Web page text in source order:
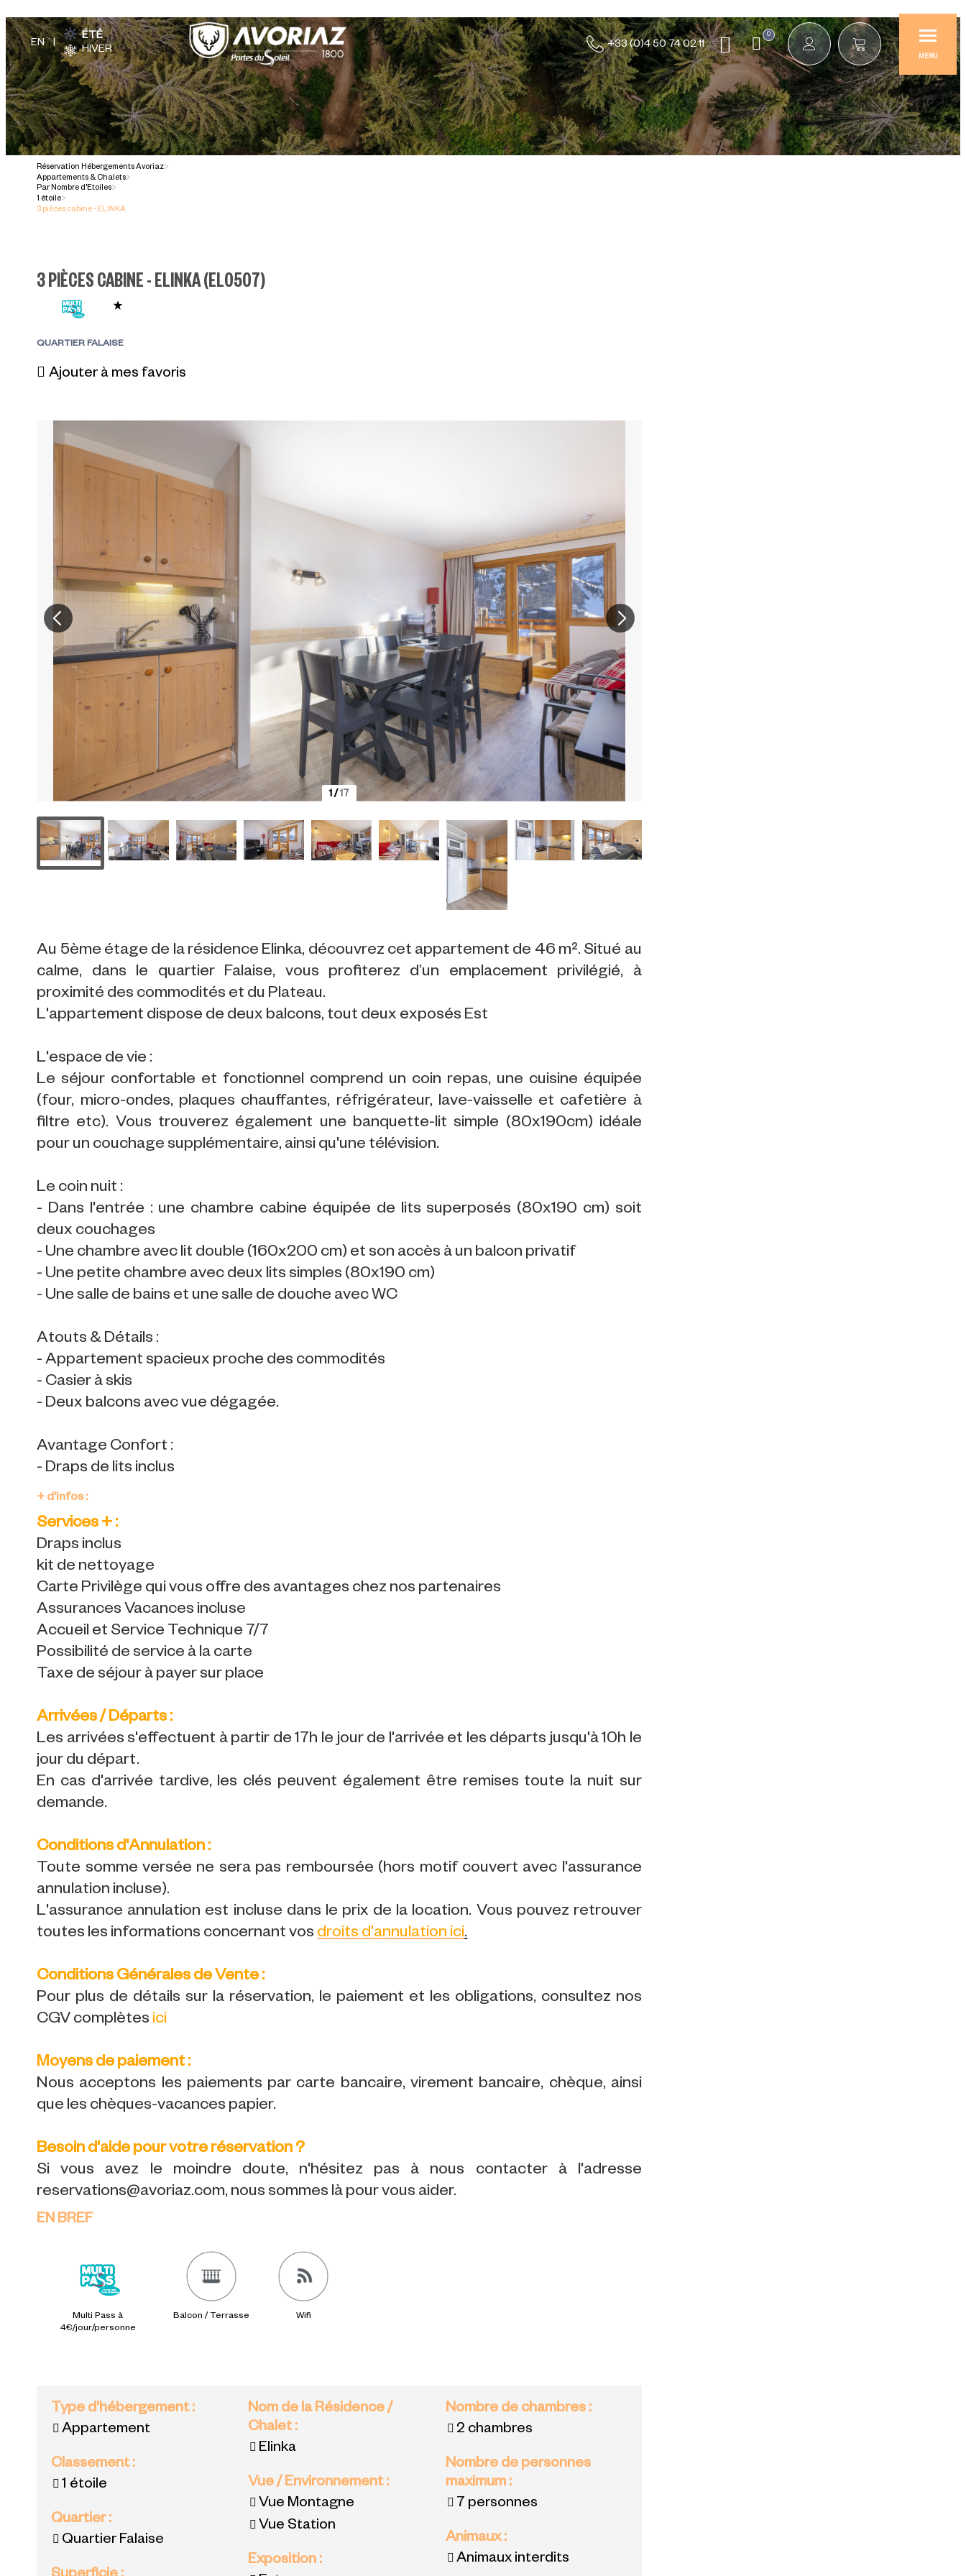
ÉTÉ
HIVER
+33 (0)4 50 74 02 11
0
MENU
Réservation Hébergements Avoriaz>
Appartements & Chalets>
Par Nombre d'Etoiles>
1 étoile>
3 pièces cabine - ELINKA
3 PIÈCES CABINE - ELINKA(EL0507)
QUARTIER FALAISE
Ajouter à mes favoris
1/17
Au 5ème étage de la résidence Elinka, découvrez cet appartement de 46 m². Situé au
calme, dans le quartier Falaise, vous profiterez d’un emplacement privilégié, à
proximité des commodités et du Plateau.
L'appartement dispose de deux balcons, tout deux exposés Est
L'espace de vie :
Le séjour confortable et fonctionnel comprend un coin repas, une cuisine équipée
(four, micro-ondes, plaques chauffantes, réfrigérateur, lave-vaisselle et cafetière à
filtre etc). Vous trouverez également une banquette-lit simple (80x190cm) idéale
pour un couchage supplémentaire, ainsi qu'une télévision.
Le coin nuit :
- Dans l'entrée : une chambre cabine équipée de lits superposés (80x190 cm) soit
deux couchages
- Une chambre avec lit double (160x200 cm) et son accès à un balcon privatif
- Une petite chambre avec deux lits simples (80x190 cm)
- Une salle de bains et une salle de douche avec WC
Atouts & Détails :
- Appartement spacieux proche des commodités
- Casier à skis
- Deux balcons avec vue dégagée.
Avantage Confort :
- Draps de lits inclus
+ d'infos :
Services + :
Draps inclus
kit de nettoyage
Carte Privilège qui vous offre des avantages chez nos partenaires
Assurances Vacances incluse
Accueil et Service Technique 7/7
Possibilité de service à la carte
Taxe de séjour à payer sur place
Arrivées / Départs :
Les arrivées s'effectuent à partir de 17h le jour de l'arrivée et les départs jusqu'à 10h le
jour du départ.
En cas d'arrivée tardive, les clés peuvent également être remises toute la nuit sur
demande.
Conditions d'Annulation :
Toute somme versée ne sera pas remboursée (hors motif couvert avec l'assurance
annulation incluse).
L'assurance annulation est incluse dans le prix de la location. Vous pouvez retrouver
toutes les informations concernant vosdroits d'annulation ici.
Conditions Générales de Vente :
Pour plus de détails sur la réservation, le paiement et les obligations, consultez nos
CGV complètes ici
Moyens de paiement :
Nous acceptons les paiements par carte bancaire, virement bancaire, chèque, ainsi
que les chèques-vacances papier.
Besoin d'aide pour votre réservation ?
Si vous avez le moindre doute, n'hésitez pas à nous contacter à l'adresse
reservations@avoriaz.com, nous sommes là pour vous aider.
EN BREF
Multi Pass à
4€/jour/personne
Balcon / Terrasse Wifi
Type d'hébergement:
Appartement
Classement:
1 étoile
Quartier:
Quartier Falaise
Nom de la Résidence /
Chalet:
Elinka
Vue / Environnement:
Vue Montagne
Vue Station
Exposition :
Nombre de chambres :
2 chambres
Nombre de personnes
maximum :
7 personnes
Animaux:
Animaux interdits